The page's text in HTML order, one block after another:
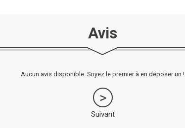
Avis
Aucun avis disponible. Soyez le premier à en déposer un !
Suivant